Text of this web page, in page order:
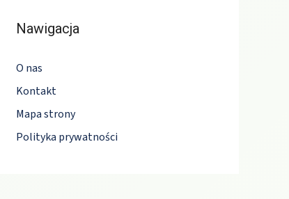
Nawigacja
O nas
Kontakt
Mapa strony
Polityka prywatności